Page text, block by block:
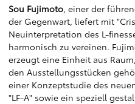
Sou Fujimoto, einer der
der Gegenwart, liefert mit
Neuinterpretation des L-
harmonisch zu vereinen.
erzeugt eine Einheit aus
den Ausstellungsstücken
einer Konzeptstudie des
"LF-A" sowie ein speziell